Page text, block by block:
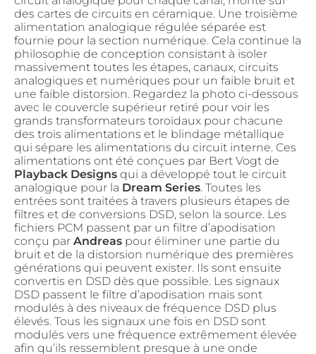
des cartes de circuits en céramique. Une troisième
alimentation analogique régulée séparée est
fournie pour la section numérique. Cela continue la
philosophie de conception consistant à isoler
massivement toutes les étapes, canaux, circuits
analogiques et numériques pour un faible bruit et
une faible distorsion. Regardez la photo ci-dessous
avec le couvercle supérieur retiré pour voir les
grands transformateurs toroïdaux pour chacune
des trois alimentations et le blindage métallique
qui sépare les alimentations du circuit interne. Ces
alimentations ont été conçues par Bert Vogt de
Playback Designs qui a développé tout le circuit
analogique pour la Dream Series. Toutes les
entrées sont traitées à travers plusieurs étapes de
filtres et de conversions DSD, selon la source. Les
fichiers PCM passent par un filtre d’apodisation
conçu par Andreas pour éliminer une partie du
bruit et de la distorsion numérique des premières
générations qui peuvent exister. Ils sont ensuite
convertis en DSD dès que possible. Les signaux
DSD passent le filtre d’apodisation mais sont
modulés à des niveaux de fréquence DSD plus
élevés. Tous les signaux une fois en DSD sont
modulés vers une fréquence extrêmement élevée
afin qu’ils ressemblent presque à une onde